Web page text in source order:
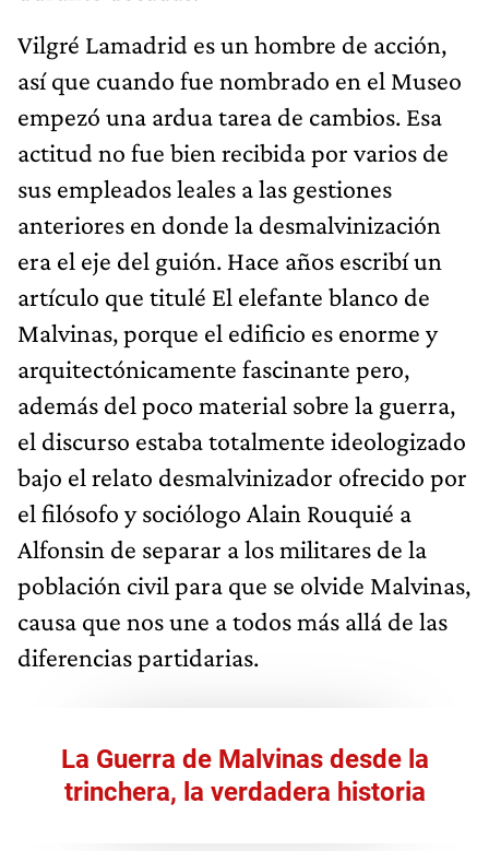
Vilgré Lamadrid es un hombre de acción,
así que cuando fue nombrado en el Museo
empezó una ardua tarea de cambios. Esa
actitud no fue bien recibida por varios de
sus empleados leales a las gestiones
anteriores en donde la desmalvinización
era el eje del guión. Hace años escribí un
artículo que titulé El elefante blanco de
Malvinas, porque el edificio es enorme y
arquitectónicamente fascinante pero,
además del poco material sobre la guerra,
el discurso estaba totalmente ideologizado
bajo el relato desmalvinizador ofrecido por
el filósofo y sociólogo Alain Rouquié a
Alfonsin de separar a los militares de la
población civil para que se olvide Malvinas,
causa que nos une a todos más allá de las
diferencias partidarias.
La Guerra de Malvinas desde la
trinchera, la verdadera historia